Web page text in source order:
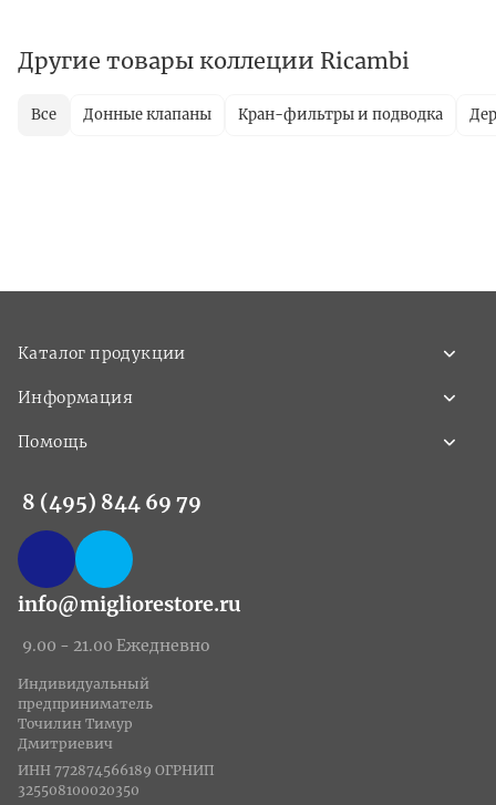
Другие товары коллеции Ricambi
Все Донные клапаны Кран-фильтры и подводка
Каталог продукции
Информация
Помощь
8 (495) 844 69 79
info@migliorestore.ru
9.00 - 21.00 Ежедневно
Индивидуальный
предприниматель
Точилин Тимур
Дмитриевич
ИНН 772874566189 ОГРНИП
325508100020350